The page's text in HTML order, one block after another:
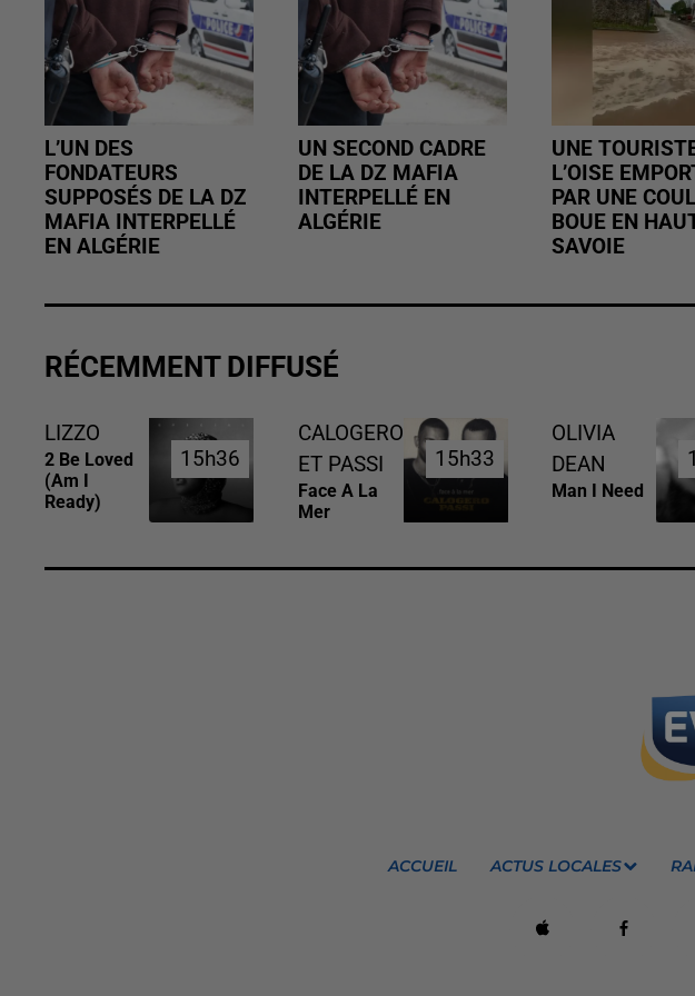
L’UN DES
FONDATEURS
SUPPOSÉS DE LA DZ
MAFIA INTERPELLÉ
EN ALGÉRIE
UN SECOND CADRE
DE LA DZ MAFIA
INTERPELLÉ EN
ALGÉRIE
UNE
L’OISE
PAR UNE
BOUE EN
SAVOIE
RÉCEMMENT DIFFUSÉ
LIZZO
2 Be Loved
(am I
Ready)
15h36
15h36
CALOGERO
ET PASSI
Face A La
Mer
15h33
15h33
OLIVIA
DEAN
Man I Need
ACCUEIL ACTUS LOCALES